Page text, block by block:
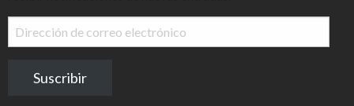
Dirección
de
electrónico
Suscribir